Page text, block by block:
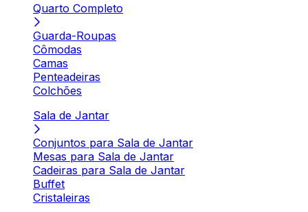
Quarto Completo
Guarda-Roupas
Cômodas
Camas
Penteadeiras
Colchões
Sala de Jantar
Conjuntos para Sala de Jantar
Mesas para Sala de Jantar
Cadeiras para Sala de Jantar
Buffet
Cristaleiras